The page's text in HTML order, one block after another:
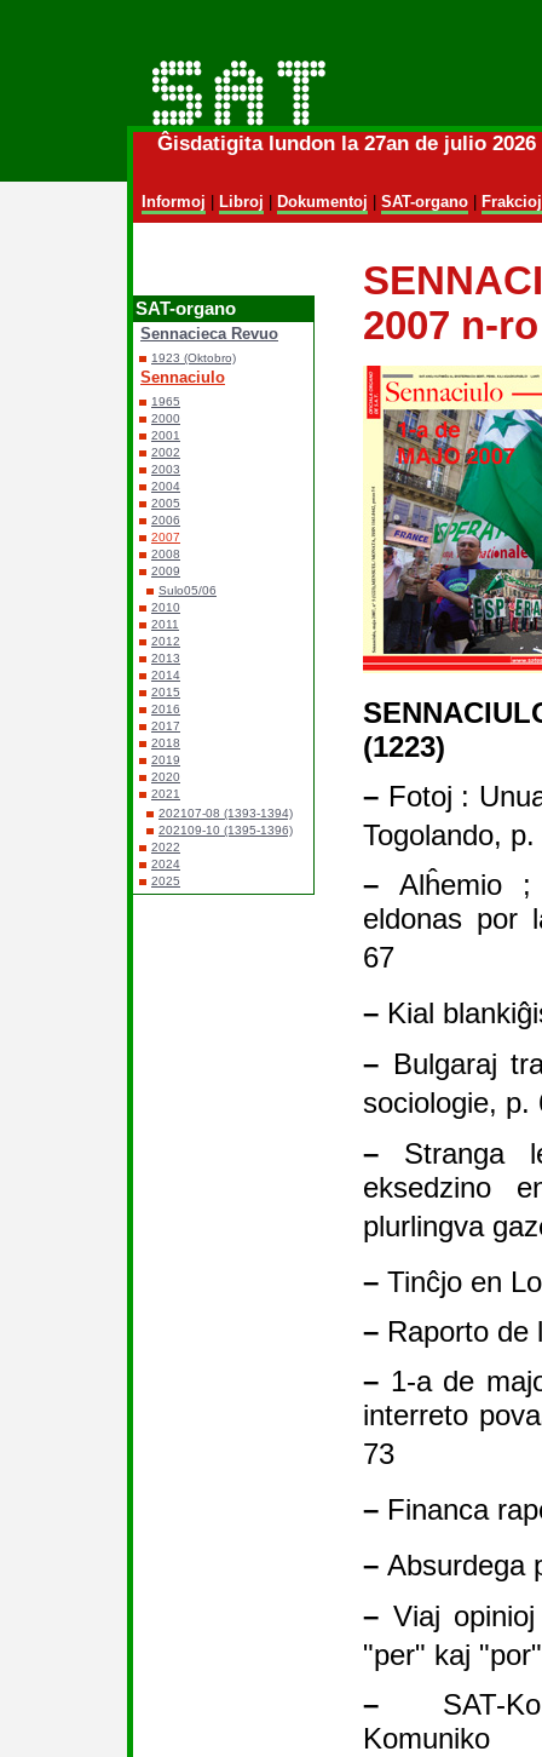
Ĝisdatigita lundon la 27an de julio
Informoj Libroj Dokumentoj SAT-organo| Frakcioj
SAT-organo
Sennacieca Revuo
1923 (Oktobro)
Sennaciulo
1965
2000
2001
2002
2003
2004
2005
2006
2007
2008
2009
Sulo05/06
2010
2011
2012
2013
2014
2015
2016
2017
2018
2019
2020
2021
202107-08 (1393-1394)
202109-10 (1395-1396)
2022
2024
2025
2007 n-
(1223)
– Fotoj :
Togolando,
– Alĥemio ;
eldonas por
67
– Kial
– Bulgaraj
sociologie,
– Stranga
eksedzino
plurlingva
– Tinĉjo en
– Raporto de
– 1-a de
interreto
73
– Financa
– Absurdega
– Viaj
"per" kaj
– SAT-
Komuniko